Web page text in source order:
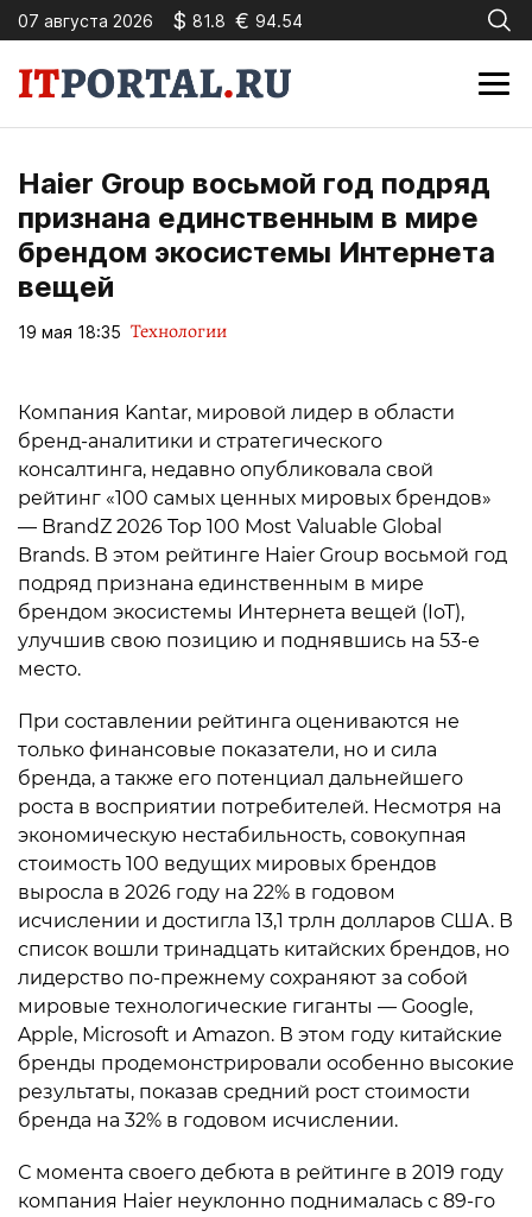
07 августа 2026 $ 81.8 € 94.54
Haier Group восьмой год подряд
признана единственным в мире
брендом экосистемы Интернета
вещей
19 мая 18:35 Технологии
Компания Kantar, мировой лидер в области
бренд-аналитики и стратегического
консалтинга, недавно опубликовала свой
рейтинг «100 самых ценных мировых брендов»
— BrandZ 2026 Top 100 Most Valuable Global
Brands. В этом рейтинге Haier Group восьмой год
подряд признана единственным в мире
брендом экосистемы Интернета вещей (IoT),
улучшив свою позицию и поднявшись на 53-е
место.
При составлении рейтинга оцениваются не
только финансовые показатели, но и сила
бренда, а также его потенциал дальнейшего
роста в восприятии потребителей. Несмотря на
экономическую нестабильность, совокупная
стоимость 100 ведущих мировых брендов
выросла в 2026 году на 22% в годовом
исчислении и достигла 13,1 трлн долларов США. В
список вошли тринадцать китайских брендов, но
лидерство по-прежнему сохраняют за собой
мировые технологические гиганты — Google,
Apple, Microsoft и Amazon. В этом году китайские
бренды продемонстрировали особенно высокие
результаты, показав средний рост стоимости
бренда на 32% в годовом исчислении.
С момента своего дебюта в рейтинге в 2019 году
компания Haier неуклонно поднималась с 89-го